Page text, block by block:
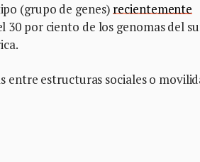
(grupo de genes)recientemente
30 por ciento de los genomas del
entre estructuras sociales o